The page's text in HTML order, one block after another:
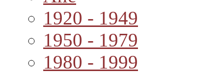
1920 - 1949
1950 - 1979
1980 - 1999